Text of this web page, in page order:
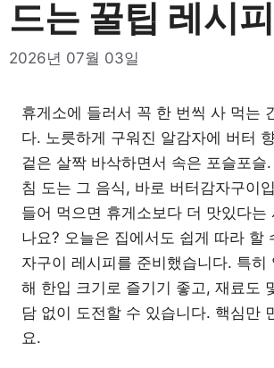
드는 꿀팁 레시피
2026년 07월 03일
휴게소에 들러서 꼭 한 번씩 사 먹는
다. 노릇하게 구워진 알감자에 버터
겉은 살짝 바삭하면서 속은 포슬포슬
침 도는 그 음식, 바로 버터감자구이
들어 먹으면 휴게소보다 더 맛있다는
나요? 오늘은 집에서도 쉽게 따라 할
자구이 레시피를 준비했습니다. 특히
해 한입 크기로 즐기기 좋고, 재료도
담 없이 도전할 수 있습니다. 핵심만
요.